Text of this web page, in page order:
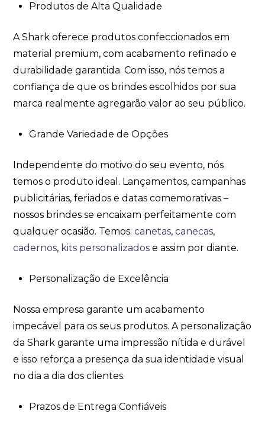
Produtos de Alta Qualidade
A Shark oferece produtos confeccionados em
material premium, com acabamento refinado e
durabilidade garantida. Com isso, nós temos a
confiança de que os brindes escolhidos por sua
marca realmente agregarão valor ao seu público.
Grande Variedade de Opções
Independente do motivo do seu evento, nós
temos o produto ideal. Lançamentos, campanhas
publicitárias, feriados e datas comemorativas –
nossos brindes se encaixam perfeitamente com
qualquer ocasião. Temos:canetas,canecas,
cadernos, kits personalizados e assim por diante.
Personalização de Excelência
Nossa empresa garante um acabamento
impecável para os seus produtos. A personalização
da Shark garante uma impressão nítida e durável
e isso reforça a presença da sua identidade visual
no dia a dia dos clientes.
Prazos de Entrega Confiáveis